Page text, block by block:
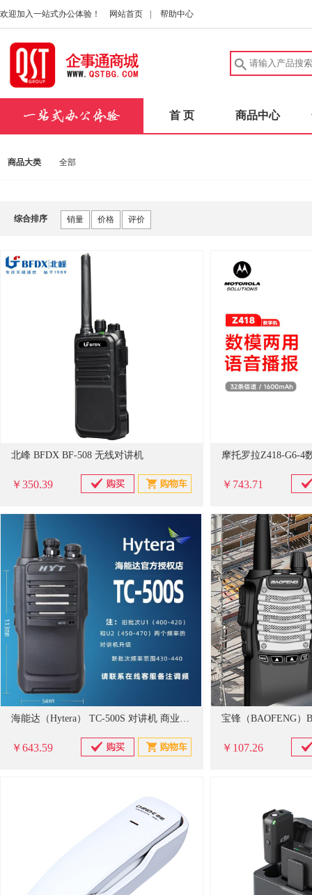
欢迎加入一站式办公体验！ 网站首页 帮助中心
首 页 商品中心
商品大类 全部
综合排序 销量 价格 评价
北峰 BFDX BF-508 无线对讲机
￥350.39 ￥743.71
海能达（Hytera） TC-500S 对讲机 商业大功率远距离专业户外自驾酒店物业手持电台
￥643.59 ￥107.26